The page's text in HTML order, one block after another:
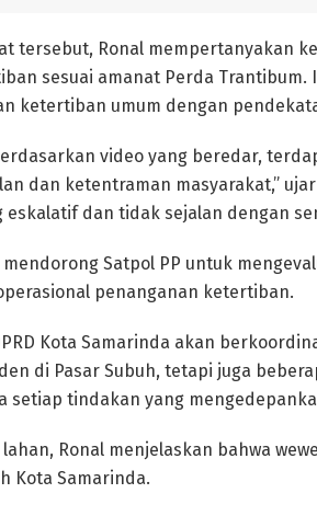
tersebut, Ronal mempertanyakan
sesuai amanat Perda Trantibum.
ketertiban umum dengan
video yang beredar,
dan ketentraman masyarakat,”
eskalatif dan tidak sejalan dengan
mendorong Satpol PP untuk
penanganan ketertiban.
Kota Samarinda akan
di Pasar Subuh, tetapi juga
setiap tindakan yang
Ronal menjelaskan bahwa
Kota Samarinda.